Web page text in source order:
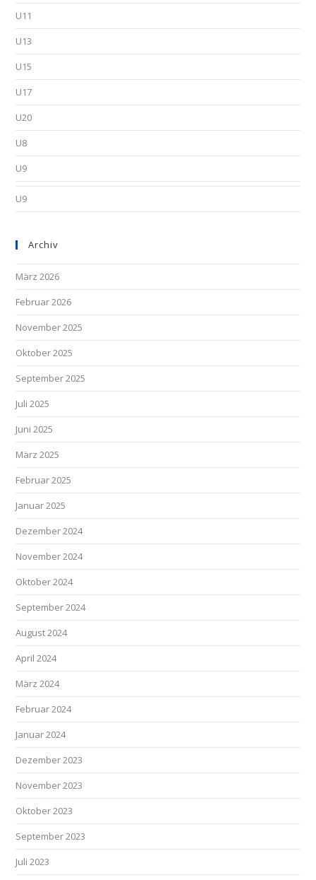
U11
U13
U15
U17
U20
U8
U9
U9
Archiv
März 2026
Februar 2026
November 2025
Oktober 2025
September 2025
Juli 2025
Juni 2025
März 2025
Februar 2025
Januar 2025
Dezember 2024
November 2024
Oktober 2024
September 2024
August 2024
April 2024
März 2024
Februar 2024
Januar 2024
Dezember 2023
November 2023
Oktober 2023
September 2023
Juli 2023